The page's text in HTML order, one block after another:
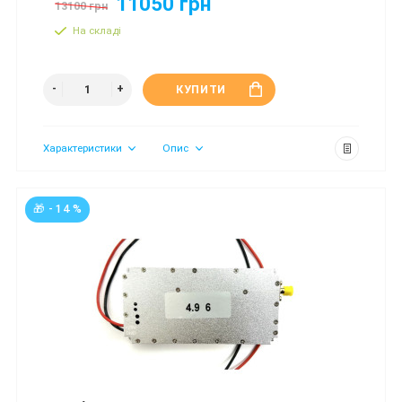
13100 грн
На складі
КУПИТИ
Характеристики Опис
🎁 - 14 %